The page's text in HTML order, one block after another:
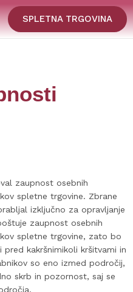
SPLETNA TRGOVINA
zaupnost osebnih
spletne trgovine. Zbrane
izključno za opravljanje
zaupnost osebnih
spletne trgovine, zato bo
kakršnimikoli kršitvami in
so eno izmed področij,
skrb in pozornost, saj se